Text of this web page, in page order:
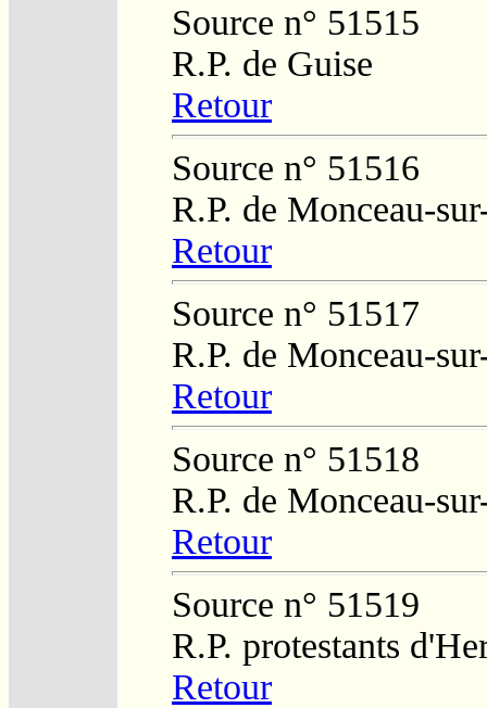
Source n° 51515
R.P. de Guise
Retour
Source n° 51516
R.P. de Monceau-
Retour
Source n° 51517
R.P. de Monceau-
Retour
Source n° 51518
R.P. de Monceau-
Retour
Source n° 51519
R.P. protestants
Retour